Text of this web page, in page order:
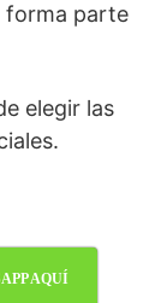
forma parte
elegir las
AQUÍ